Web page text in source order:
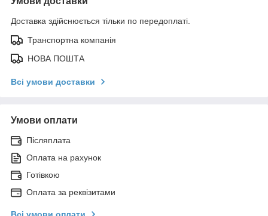
Доставка здійснюється тільки по передоплаті.
Транспортна компанія
НОВА ПОШТА
Всі умови доставки
Умови оплати
Післяплата
Оплата на рахунок
Готівкою
Оплата за реквізитами
Всі умови оплати